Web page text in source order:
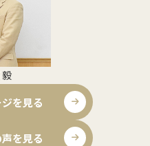
を見る
を見る